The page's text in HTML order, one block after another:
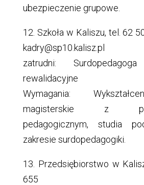
ubezpieczenie grupowe.
12. Szkoła w Kaliszu, tel. 62
kadry@sp10.kalisz.pl
zatrudni:
rewalidacyjne
Wymagania:
magisterskie z
pedagogicznym, studia
zakresie surdopedagogiki.
13. Przedsiębiorstwo w
655